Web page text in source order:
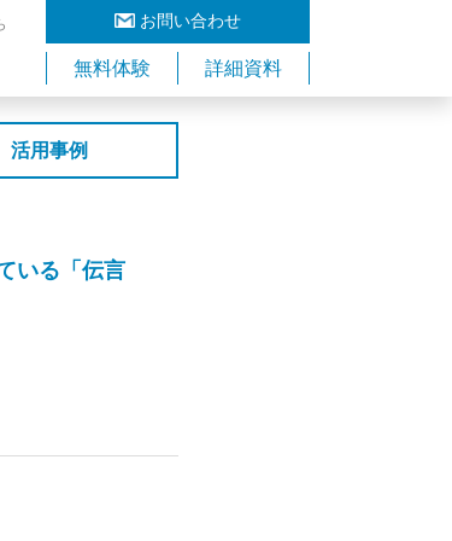
お問い合わせ
無料体験 詳細資料
活用事例
いる「伝言